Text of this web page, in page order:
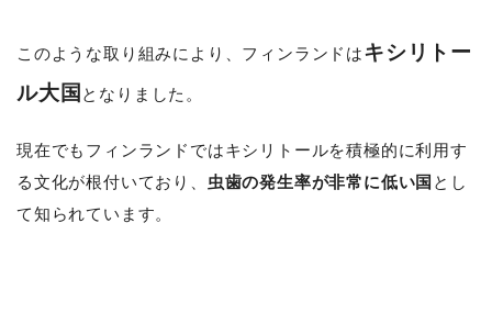
このような取り組みにより、フィンランドはキシリトー
ル大国 となりました。
現在でもフィンランドではキシリトールを積極的に利用す
る文化が根付いており、 虫歯の発生率が非常に低い国 とし
て知られています。